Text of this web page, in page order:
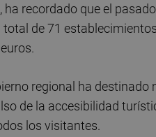
ha recordado que el
de 71
regional ha
de la accesibilidad
los visitantes.